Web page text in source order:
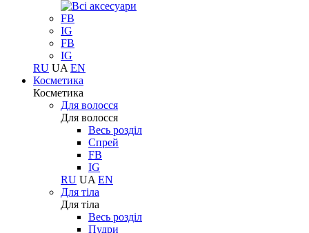
FB
IG
FB
IG
RU UA EN
Косметика
Косметика
Для волосся
Для волосся
Весь розділ
Спрей
FB
IG
RU UA EN
Для тіла
Для тіла
Весь розділ
Пудри